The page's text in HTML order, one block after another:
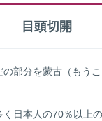
目頭切開
部分を蒙古（もう
く日本人の70％以上